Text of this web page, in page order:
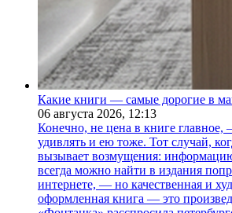
Какие книги — самые дорогие в
06 августа 2026, 12:13
Конечно, не цена в книге
удивлять и ею тоже. Тот случай,
вызывает возмущения:
всегда можно найти в издания
интернете, — но качественная и
оформленная книга — это